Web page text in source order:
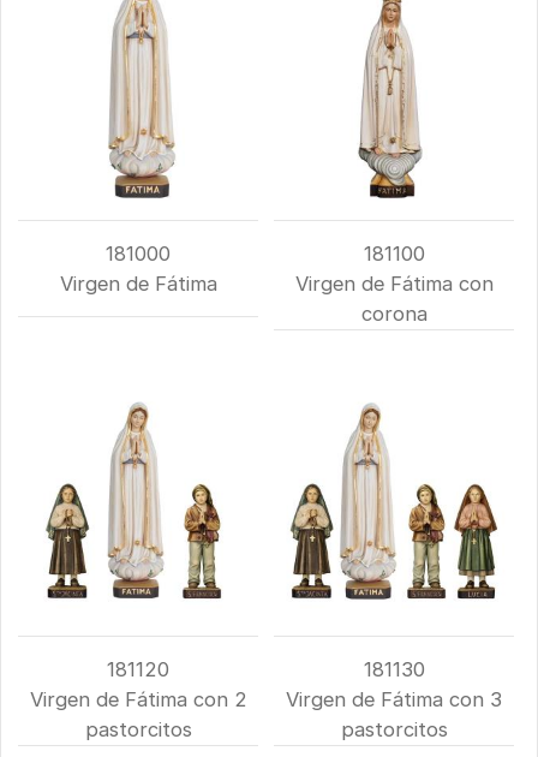
181000
Virgen de Fátima
181100
Virgen de Fátima con
corona
181120
Virgen de Fátima con 2
pastorcitos
181130
Virgen de Fátima con 3
pastorcitos